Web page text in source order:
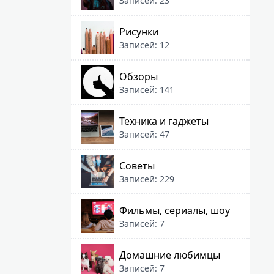
Рисунки
Записей: 12
Обзоры
Записей: 141
Техника и гаджеты
Записей: 47
Советы
Записей: 229
Фильмы, сериалы, шоу
Записей: 7
Домашние любимцы
Записей: 7